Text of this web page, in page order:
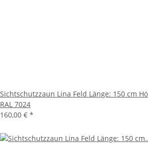
Sichtschutzzaun Lina Feld Länge: 150 cm
RAL 7024
160,00 € *